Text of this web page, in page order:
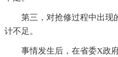
第三，对抢修过程中出现
计不足。
事情发生后，在省委X政